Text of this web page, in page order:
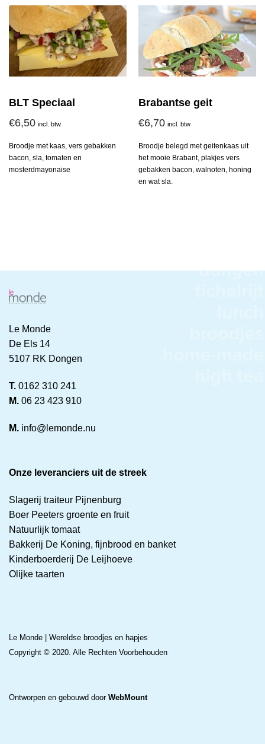
BLT Speciaal
€6,50 incl. btw
Broodje met kaas, vers gebakken
bacon, sla, tomaten en
mosterdmayonaise
Brabantse geit
€6,70 incl. btw
Broodje belegd met geitenkaas uit
het mooie Brabant, plakjes vers
gebakken bacon, walnoten, honing
en wat sla.
Le Monde
De Els 14
5107 RK Dongen
T. 0162 310 241
M. 06 23 423 910
M. info@lemonde.nu
Onze leveranciers uit de streek
Slagerij traiteur Pijnenburg
Boer Peeters groente en fruit
Natuurlijk tomaat
Bakkerij De Koning, fijnbrood en banket
Kinderboerderij De Leijhoeve
Olijke taarten
Le Monde | Wereldse broodjes en hapjes
Copyright © 2020. Alle Rechten Voorbehouden
Ontworpen en gebouwd door WebMount